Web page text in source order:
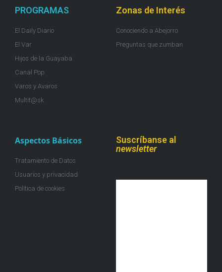
PROGRAMAS
El Daily Diario
El Var
Hijos de la Guayaba
Canal Pop
Varos y Avaros
Multit@sk
Zonas de Interés
Conociendo a Abejorro
Preguntas que zumban
Aspectos Básicos
Tratamiento de Datos
Usuarios y privacidad
Política de cookies
Suscríbanse al
newsletter